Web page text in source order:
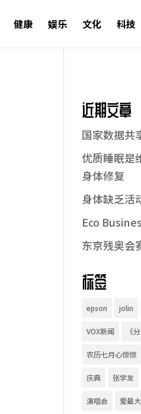
健康 娱乐 文化 科技
近期文章
国家数据共
优质睡眠是
身体修复
身体缺乏活
Eco
东京残奥会
标签
epson jolin
VOX新闻 《
农历七月心惊惊
庆典 张学友
演唱会 爱最大